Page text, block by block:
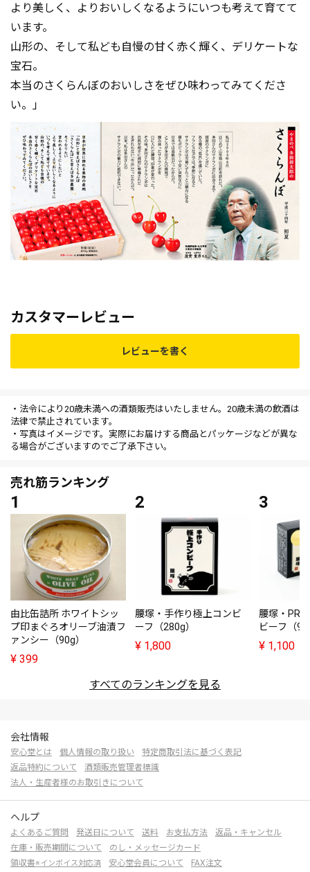
より美しく、よりおいしくなるようにいつも考えて育てて
います。
山形の、そして私ども自慢の甘く赤く輝く、デリケートな
宝石。
本当のさくらんぼのおいしさをぜひ味わってみてくださ
い。」
カスタマーレビュー
レビューを書く
・法令により20歳未満への酒類販売はいたしません。20歳未満の飲酒は
法律で禁止されています。
・写真はイメージです。実際にお届けする商品とパッケージなどが異な
る場合がございますのでご了承下さい。
売れ筋ランキング
由比缶詰所 ホワイトシッ
プ印まぐろオリーブ油漬フ
ァンシー（90g）
¥ 399
腰塚・手作り極上コンビ
ーフ（280g）
¥ 1,800
腰塚・
ビーフ（
¥ 1,100
すべてのランキングを見る
会社情報
安心堂とは 個人情報の取り扱い
特定商取引法に基づく表記
返品特約について
酒類販売管理者標識
法人・生産者様のお取引きについて
ヘルプ
よくあるご質問 発送日について 送料 お支払方法
返品・キャンセル
在庫・販売期間について
のし・メッセージカード
領収書※インボイス対応済 安心堂会員について FAX注文